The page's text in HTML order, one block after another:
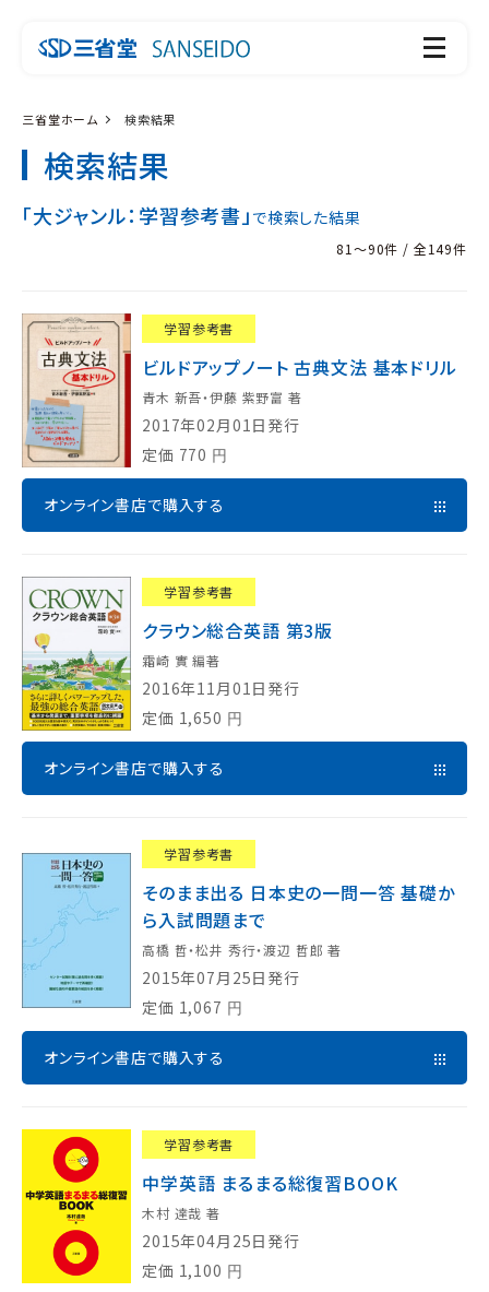
三省堂ホーム 検索結果
検索結果
「大ジャンル：学習参考書」 で検索した結果
81～90件 / 全149件
学習参考書
ビルドアップノート 古典文法 基本ドリル
青木 新吾・伊藤 紫野富 著
2017年02月01日発行
定価 770 円
オンライン書店で購入する
学習参考書
クラウン総合英語 第3版
霜崎 實 編著
2016年11月01日発行
定価 1,650 円
オンライン書店で購入する
学習参考書
そのまま出る 日本史の一問一答 基礎か
ら入試問題まで
高橋 哲・松井 秀行・渡辺 哲郎 著
2015年07月25日発行
定価 1,067 円
オンライン書店で購入する
学習参考書
中学英語 まるまる総復習BOOK
木村 達哉 著
2015年04月25日発行
定価 1,100 円